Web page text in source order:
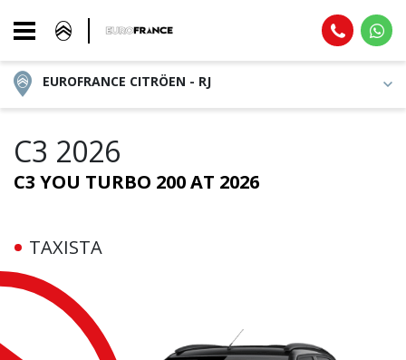
EUROFRANCE CITRÖEN - RJ
C3 2026
C3 YOU TURBO 200 AT 2026
TAXISTA